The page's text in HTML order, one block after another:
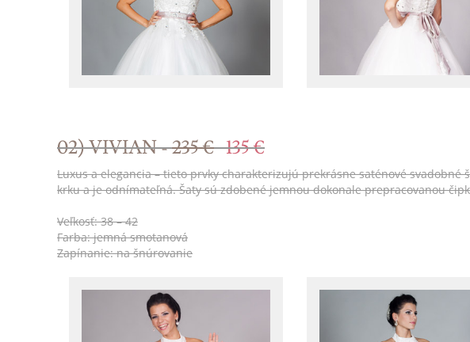
02) VIVIAN -235 € 135 €
Luxus a elegancia – tieto prvky charakterizujú prekrásne saténové
krku a je odnímateľná. Šaty sú zdobené jemnou dokonale prepracovanou
Veľkosť: 38 – 42
Farba: jemná smotanová
Zapínanie: na šnúrovanie